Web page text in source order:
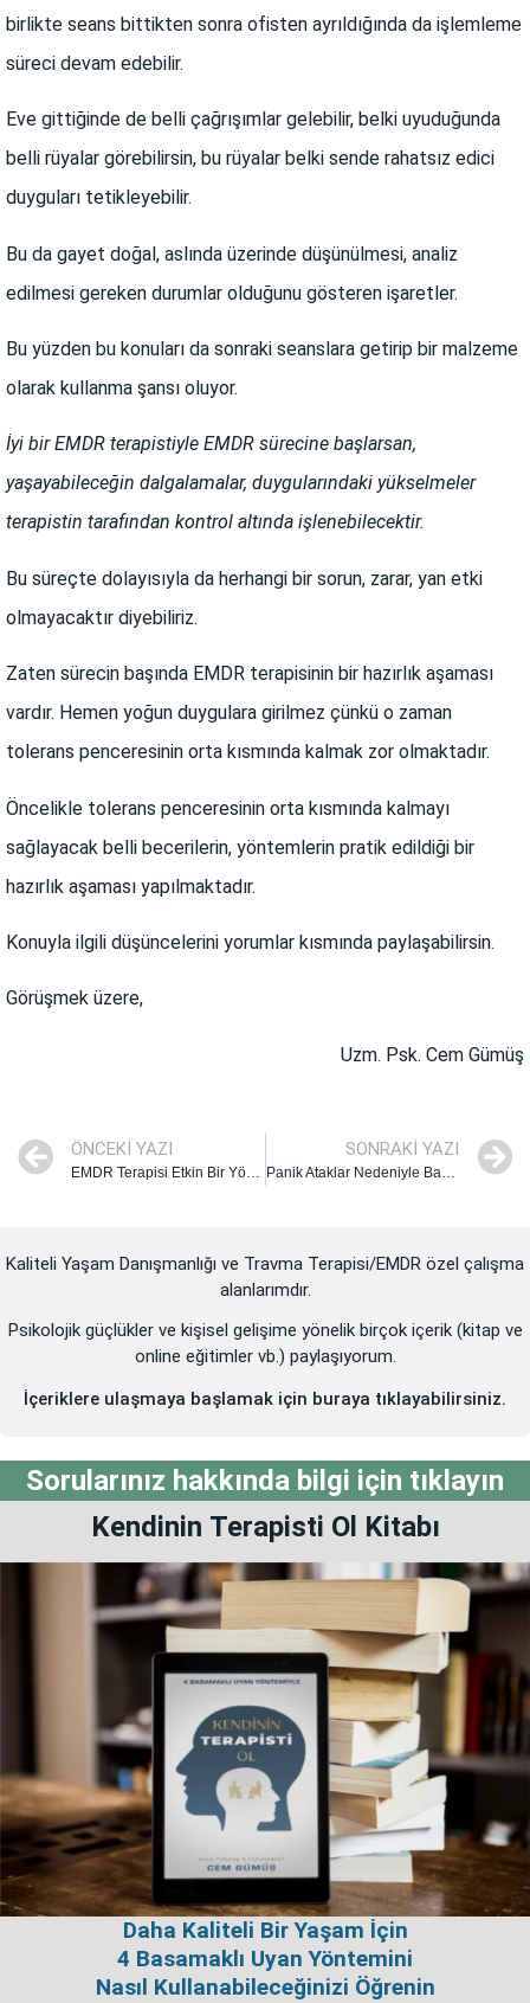
birlikte seans bittikten sonra ofisten ayrıldığında da işlemleme
süreci devam edebilir.
Eve gittiğinde de belli çağrışımlar gelebilir, belki uyuduğunda
belli rüyalar görebilirsin, bu rüyalar belki sende rahatsız edici
duyguları tetikleyebilir.
Bu da gayet doğal, aslında üzerinde düşünülmesi, analiz
edilmesi gereken durumlar olduğunu gösteren işaretler.
Bu yüzden bu konuları da sonraki seanslara getirip bir malzeme
olarak kullanma şansı oluyor.
İyi bir EMDR terapistiyle EMDR sürecine başlarsan,
yaşayabileceğin dalgalamalar, duygularındaki yükselmeler
terapistin tarafından kontrol altında işlenebilecektir.
Bu süreçte dolayısıyla da herhangi bir sorun, zarar, yan etki
olmayacaktır diyebiliriz.
Zaten sürecin başında EMDR terapisinin bir hazırlık aşaması
vardır. Hemen yoğun duygulara girilmez çünkü o zaman
tolerans penceresinin orta kısmında kalmak zor olmaktadır.
Öncelikle tolerans penceresinin orta kısmında kalmayı
sağlayacak belli becerilerin, yöntemlerin pratik edildiği bir
hazırlık aşaması yapılmaktadır.
Konuyla ilgili düşüncelerini yorumlar kısmında paylaşabilirsin.
Görüşmek üzere,
Uzm. Psk. Cem Gümüş
ÖNCEKI YAZI SONRAKI YAZI
Kaliteli Yaşam Danışmanlığı ve Travma Terapisi/EMDR özel çalışma
alanlarımdır.
Psikolojik güçlükler ve kişisel gelişime yönelik birçok içerik (kitap ve
online eğitimler vb.) paylaşıyorum.
İçeriklere ulaşmaya başlamak için buraya tıklayabilirsiniz.
Sorularınız hakkında bilgi için tıklayın
Kendinin Terapisti Ol Kitabı
Daha Kaliteli Bir Yaşam İçin
4 Basamaklı Uyan Yöntemini
Nasıl Kullanabileceğinizi Öğrenin